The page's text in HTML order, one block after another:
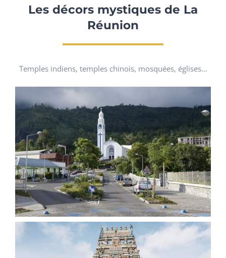
Les décors mystiques de La
Réunion
Temples indiens, temples chinois, mosquées, églises…